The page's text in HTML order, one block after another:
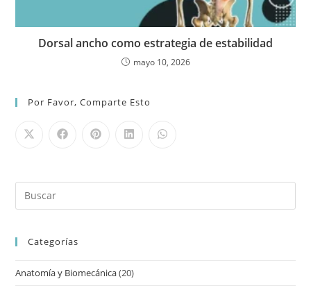
Dorsal ancho como estrategia de estabilidad
mayo 10, 2026
Por Favor, Comparte Esto
Categorías
Anatomía y Biomecánica(20)